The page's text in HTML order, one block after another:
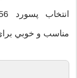
مناسب و خوبي